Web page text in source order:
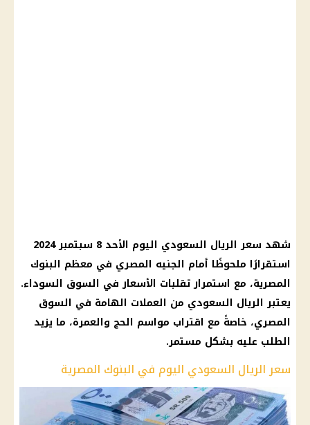
شهد سعر الريال السعودي اليوم الأحد 8 سبتمبر2024
استقرارًا ملحوظًا أمام الجنيه المصري في معظم البنوك
المصرية، مع استمرار تقلبات الأسعارفي السوق السوداء.
يعتبر الريال السعودي من العملات الهامة في السوق
المصري، خاصةً مع اقتراب مواسم الحج والعمرة، ما يزيد
الطلب عليه بشكل مستمر.
سعر الريال السعودي اليوم في البنوك المصرية